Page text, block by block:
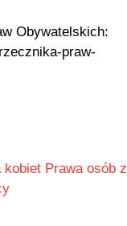
Obywatelskich:
praw-
kobiet Prawa osób z